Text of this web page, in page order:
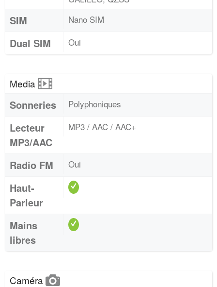
SIM Nano SIM
Dual SIM Oui
Media
Sonneries Polyphoniques
Lecteur
MP3/AAC
MP3 / AAC / AAC+
Radio FM Oui
Haut-
Parleur
Mains
libres
Caméra